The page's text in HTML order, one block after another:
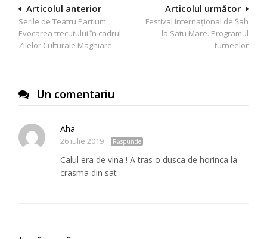
Navigare
în
articole
Articolul următor
Festival Internațional de Șah
la Satu Mare. Programul
turneelor
Articolul anterior
Serile de Teatru Partium:
Evocarea trecutului în cadrul
Zilelor Culturale Maghiare
Un comentariu
Aha
26 iulie 2019 Răspunde
Calul era de vina ! A tras o dusca de horinca la
crasma din sat .